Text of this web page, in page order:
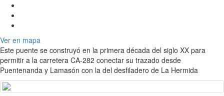
Ver en mapa
Este puente se construyó en la primera década del siglo XX para
permitir a la carretera CA-282 conectar su trazado desde
Puentenanda y Lamasón con la del desfiladero de La Hermida